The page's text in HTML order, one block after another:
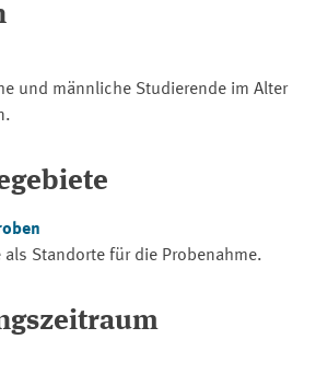
und männliche Studierende im Alter
Standorte für die Probenahme.